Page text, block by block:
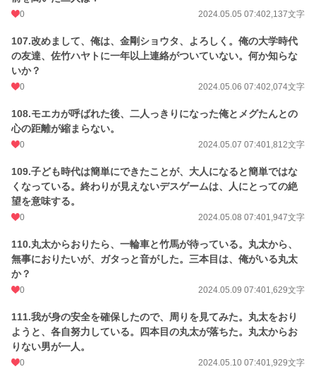
0 2024.05.05 07:402,137文字
107.改めまして、俺は、金剛ショウタ、よろしく。俺の大学時代
の友達、佐竹ハヤトに一年以上連絡がついていない。何か知らな
いか？
0 2024.05.06 07:402,074文字
108.モエカが呼ばれた後、二人っきりになった俺とメグたんとの
心の距離が縮まらない。
0 2024.05.07 07:401,812文字
109.子ども時代は簡単にできたことが、大人になると簡単ではな
くなっている。終わりが見えないデスゲームは、人にとっての絶
望を意味する。
0 2024.05.08 07:401,947文字
110.丸太からおりたら、一輪車と竹馬が待っている。丸太から、
無事におりたいが、ガタっと音がした。三本目は、俺がいる丸太
か？
0 2024.05.09 07:401,629文字
111.我が身の安全を確保したので、周りを見てみた。丸太をおり
ようと、各自努力している。四本目の丸太が落ちた。丸太からお
りない男が一人。
0 2024.05.10 07:401,929文字